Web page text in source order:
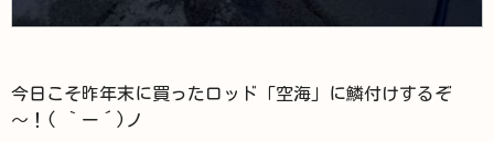
今日こそ昨年末に買ったロッド「空海」に鱗付けするぞ
～！( ｀ー´)ノ